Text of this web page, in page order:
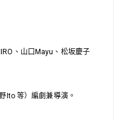
、山口Mayu、松坂慶子
Ito 等）編劇兼導演。